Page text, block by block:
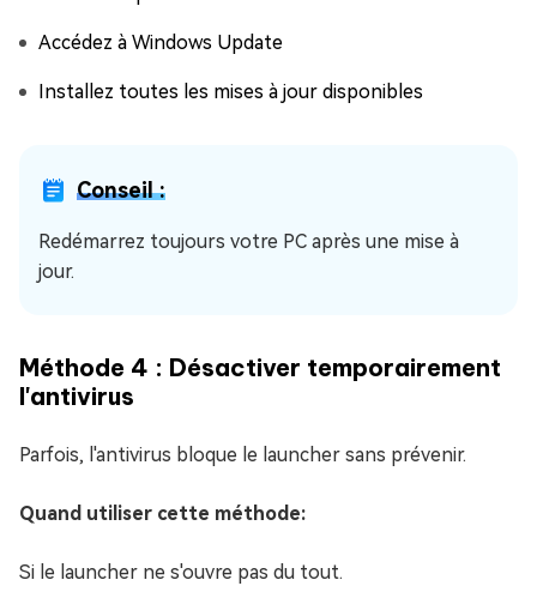
Accédez à Windows Update
Installez toutes les mises à jour disponibles
Conseil :
Redémarrez toujours votre PC après une mise à
jour.
Méthode 4 : Désactiver temporairement
l'antivirus
Parfois, l'antivirus bloque le launcher sans prévenir.
Quand utiliser cette méthode:
Si le launcher ne s'ouvre pas du tout.